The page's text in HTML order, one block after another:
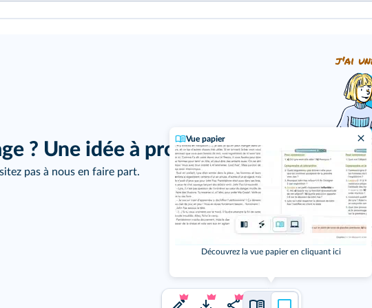
? Une idée à proposer ?
pas à nous en faire part.
j'ai